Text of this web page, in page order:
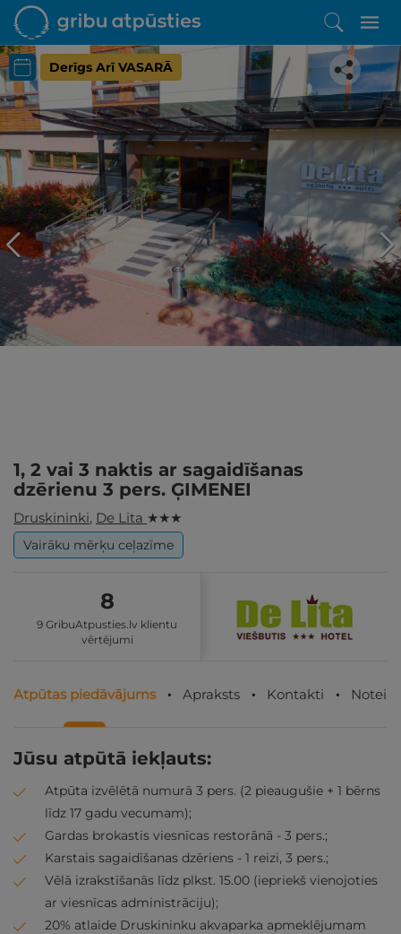
Derīgs Arī VASARĀ
Iepatikās šis piedāvājums?
Līdz brīnišķīgai atpūtai atlikuši tikai daži soļi
PĒRKU
1, 2 vai 3 naktis ar sagaidīšanas
dzērienu 3 pers. ĢIMENEI
Druskininki, De Lita ★ ★ ★
Vairāku mērķu ceļazīme
8
9 GribuAtpusties.lv klientu
vērtējumi
Atpūtas piedāvājums Apraksts Kontakti
Jūsu atpūtā iekļauts:
Atpūta izvēlētā numurā 3 pers. (2 pieaugušie + 1 bērns
līdz 17 gadu vecumam);
Gardas brokastis viesnīcas restorānā - 3 pers.;
Karstais sagaidīšanas dzēriens - 1 reizi, 3 pers.;
Vēlā izrakstīšanās līdz plkst. 15.00 (iepriekš vienojoties
ar viesnīcas administrāciju);
20% atlaide Druskininku akvaparka apmeklējumam